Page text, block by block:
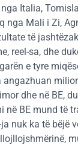
Italia,
nga Mali i Zi,
të
reel-sa, dhe
e tyre
dhe në BE,
në BE mund të
nuk ka të bëjë